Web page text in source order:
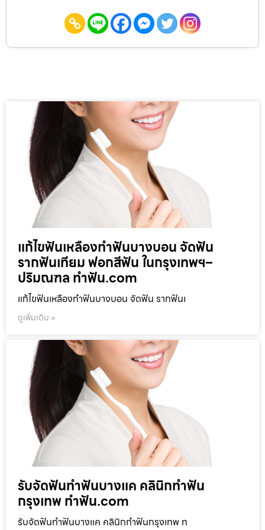
แก้ไขฟันเหลืองทำฟันบางบอน จัดฟัน
รากฟันเทียม ฟอกสีฟัน ในกรุงเทพฯ–
ปริมณฑล ทำฟัน.com
แก้ไขฟันเหลืองทำฟันบางบอน จัดฟัน รากฟันเ
ดูเพิ่มเติม »
รับจัดฟันทำฟันบางแค คลินิกทำฟัน
กรุงเทพ ทำฟัน.com
รับจัดฟันทำฟันบางแค คลินิกทำฟันกรุงเทพ ท